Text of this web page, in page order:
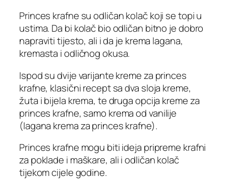
Princes krafne su odličan kolač koji se topi u
ustima. Da bi kolač bio odličan bitno je dobro
napraviti tijesto, ali i da je krema lagana,
kremasta i odličnog okusa.
Ispod su dvije varijante kreme za princes
krafne, klasični recept sa dva sloja kreme,
žuta i bijela krema, te druga opcija kreme za
princes krafne, samo krema od vanilije
(lagana krema za princes krafne).
Princes krafne mogu biti ideja pripreme krafni
za poklade i maškare, ali i odličan kolač
tijekom cijele godine.